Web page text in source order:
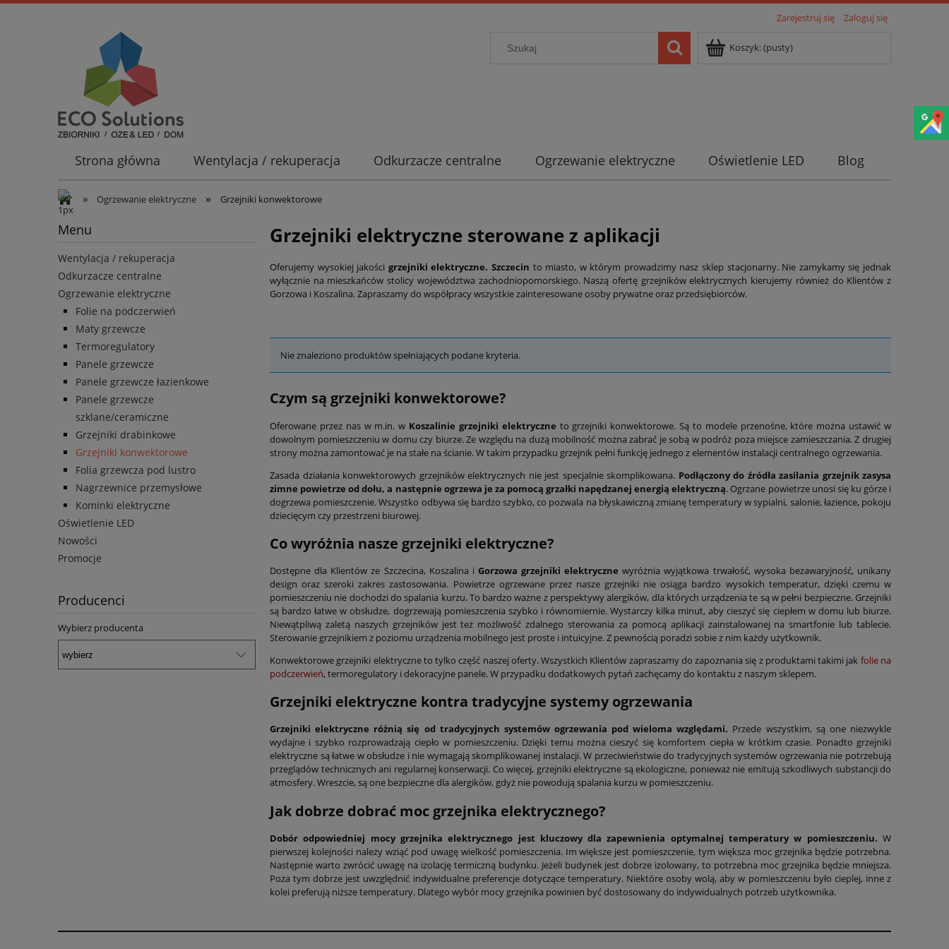
Zarejestruj się Zaloguj się
Koszyk:(pusty)
Strona główna Wentylacja / rekuperacja Odkurzacze centralne Ogrzewanie elektryczne Oświetlenie LED
Blog
» Ogrzewanie elektryczne » Grzejniki konwektorowe
Menu
Wentylacja / rekuperacja
Odkurzacze centralne
Ogrzewanie elektryczne
Folie na podczerwień
Maty grzewcze
Termoregulatory
Panele grzewcze
Panele grzewcze łazienkowe
Panele grzewcze
szklane/ceramiczne
Grzejniki drabinkowe
Grzejniki konwektorowe
Folia grzewcza pod lustro
Nagrzewnice przemysłowe
Kominki elektryczne
Oświetlenie LED
Nowości
Promocje
Producenci
Wybierz producenta
Grzejniki elektryczne sterowane z aplikacji
Oferujemy wysokiej jakości grzejniki elektryczne. Szczecin to miasto, w którym prowadzimy nasz sklep stacjonarny. Nie zamykamy się jednak
wyłącznie na mieszkańców stolicy województwa zachodniopomorskiego. Naszą ofertę grzejników elektrycznych kierujemy również do Klientów z
Gorzowa i Koszalina. Zapraszamy do współpracy wszystkie zainteresowane osoby prywatne oraz przedsiębiorców.
Nie znaleziono produktów spełniających podane kryteria.
Czym są grzejniki konwektorowe?
Oferowane przez nas w m.in. w Koszalinie grzejniki elektryczne to grzejniki konwektorowe. Są to modele przenośne, które można ustawić w
dowolnym pomieszczeniu w domu czy biurze. Ze względu na dużą mobilność można zabrać je sobą w podróż poza miejsce zamieszczania. Z drugiej
strony można zamontować je na stałe na ścianie. W takim przypadku grzejnik pełni funkcję jednego z elementów instalacji centralnego ogrzewania.
Zasada działania konwektorowych grzejników elektrycznych nie jest specjalnie skomplikowana. Podłączony do źródła zasilania grzejnik zasysa
zimne powietrze od dołu, a następnie ogrzewa je za pomocą grzałki napędzanej energią elektryczną. Ogrzane powietrze unosi się ku górze i
dogrzewa pomieszczenie. Wszystko odbywa się bardzo szybko, co pozwala na błyskawiczną zmianę temperatury w sypialni, salonie, łazience, pokoju
dziecięcym czy przestrzeni biurowej.
Co wyróżnia nasze grzejniki elektryczne?
Dostępne dla Klientów ze Szczecina, Koszalina i Gorzowa grzejniki elektryczne wyróżnia wyjątkowa trwałość, wysoka bezawaryjność, unikany
design oraz szeroki zakres zastosowania. Powietrze ogrzewane przez nasze grzejniki nie osiąga bardzo wysokich temperatur, dzięki czemu w
pomieszczeniu nie dochodzi do spalania kurzu. To bardzo ważne z perspektywy alergików, dla których urządzenia te są w pełni bezpieczne. Grzejniki
są bardzo łatwe w obsłudze, dogrzewają pomieszczenia szybko i równomiernie. Wystarczy kilka minut, aby cieszyć się ciepłem w domu lub biurze.
Niewątpliwą zaletą naszych grzejników jest też możliwość zdalnego sterowania za pomocą aplikacji zainstalowanej na smartfonie lub tablecie.
Sterowanie grzejnikiem z poziomu urządzenia mobilnego jest proste i intuicyjne. Z pewnością poradzi sobie z nim każdy użytkownik.
Konwektorowe grzejniki elektryczne to tylko część naszej oferty. Wszystkich Klientów zapraszamy do zapoznania się z produktami takimi jak folie na
podczerwień, termoregulatory i dekoracyjne panele. W przypadku dodatkowych pytań zachęcamy do kontaktu z naszym sklepem.
Grzejniki elektryczne kontra tradycyjne systemy ogrzewania
Grzejniki elektryczne różnią się od tradycyjnych systemów ogrzewania pod wieloma względami. Przede wszystkim, są one niezwykle
wydajne i szybko rozprowadzają ciepło w pomieszczeniu. Dzięki temu można cieszyć się komfortem ciepła w krótkim czasie. Ponadto grzejniki
elektryczne są łatwe w obsłudze i nie wymagają skomplikowanej instalacji. W przeciwieństwie do tradycyjnych systemów ogrzewania nie potrzebują
przeglądów technicznych ani regularnej konserwacji. Co więcej, grzejniki elektryczne są ekologiczne, ponieważ nie emitują szkodliwych substancji do
atmosfery. Wreszcie, są one bezpieczne dla alergików, gdyż nie powodują spalania kurzu w pomieszczeniu.
Jak dobrze dobrać moc grzejnika elektrycznego?
Dobór odpowiedniej mocy grzejnika elektrycznego jest kluczowy dla zapewnienia optymalnej temperatury w pomieszczeniu. W
pierwszej kolejności należy wziąć pod uwagę wielkość pomieszczenia. Im większe jest pomieszczenie, tym większa moc grzejnika będzie potrzebna.
Następnie warto zwrócić uwagę na izolację termiczną budynku. Jeżeli budynek jest dobrze izolowany, to potrzebna moc grzejnika będzie mniejsza.
Poza tym dobrze jest uwzględnić indywidualne preferencje dotyczące temperatury. Niektóre osoby wolą, aby w pomieszczeniu było cieplej, inne z
kolei preferują niższe temperatury. Dlatego wybór mocy grzejnika powinien być dostosowany do indywidualnych potrzeb użytkownika.